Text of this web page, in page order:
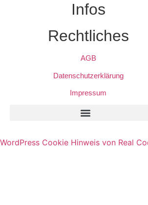
Infos
Rechtliches
AGB
Datenschutzerklärung
Impressum
WordPress Cookie Hinweis von Real